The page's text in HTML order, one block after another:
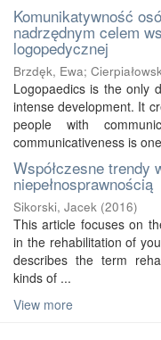
Komunikatywność
nadrzędnym celem
logopedycznej
Brzdęk, Ewa;
Logopaedics is the only
intense development. It
people with
communicativeness is
Współczesne trendy
niepełnosprawnością
Sikorski, Jacek (2016)
This article focuses on
in the rehabilitation of
describes the term
kinds of ...
View more